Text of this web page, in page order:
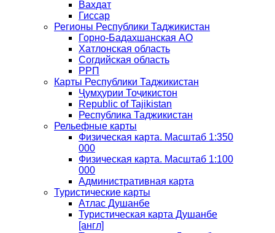
Вахдат
Гиссар
Регионы Республики Таджикистан
Горно-Бадахшанская АО
Хатлонская область
Согдийская область
РРП
Карты Республики Таджикистан
Ҷумҳурии Тоҷикистон
Republic of Tajikistan
Республика Таджикистан
Рельефные карты
Физическая карта. Масштаб 1:350
000
Физическая карта. Масштаб 1:100
000
Административная карта
Туристические карты
Атлас Душанбе
Туристическая карта Душанбе
[англ]